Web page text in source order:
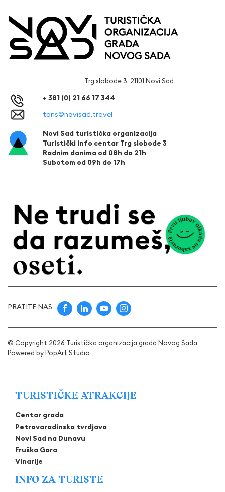
Trg slobode 3, 21101 Novi Sad
+ 381 (0) 21 66 17 344
tons@novisad.travel
Novi Sad turistička organizacija
Turistički info centar Trg slobode 3
Radnim danima od 08h do 21h
Subotom od 09h do 17h
PRATITE NAS
© Copyright 2026 Turistička organizacija grada Novog Sada
Powered byPopArt Studio
TURISTIČKE ATRAKCIJE
Centar grada
Petrovaradinska tvrdjava
Novi Sad na Dunavu
Fruška Gora
Vinarije
INFO ZA TURISTE